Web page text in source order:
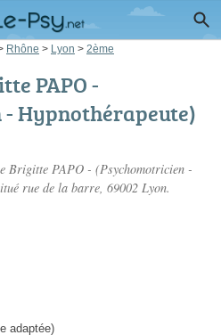
Rhône > Lyon > 2ème
PAPO -
Hypnothérapeute)
Brigitte PAPO - (Psychomotricien -
rue de la barre, 69002 Lyon.
adaptée)